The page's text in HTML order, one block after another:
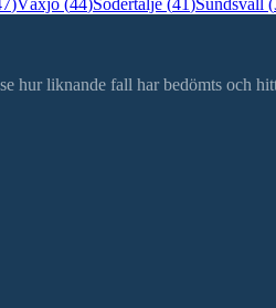
)Växjö (44)Södertälje (41)Sundsvall (
hur liknande fall har bedömts och